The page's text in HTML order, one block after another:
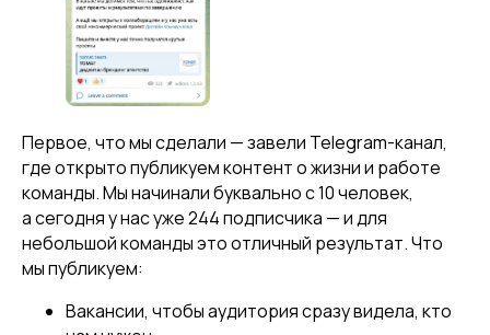
Первое, что мы сделали — завели Telegram-канал,
где открыто публикуем контент о жизни и работе
команды. Мы начинали буквально с 10 человек,
а сегодня у нас уже 244 подписчика — и для
небольшой команды это отличный результат. Что
мы публикуем:
Вакансии, чтобы аудитория сразу видела, кто